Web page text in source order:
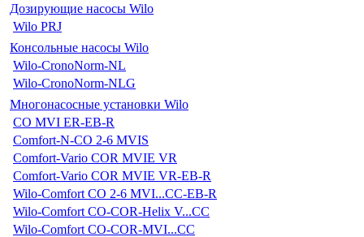
Дозирующие насосы Wilo
Wilo PRJ
Консольные насосы Wilo
Wilo-CronoNorm-NL
Wilo-CronoNorm-NLG
Многонасосные установки Wilo
CO MVI ER-EB-R
Comfort-N-CO 2-6 MVIS
Comfort-Vario COR MVIE VR
Comfort-Vario COR MVIE VR-EB-R
Wilo-Comfort CO 2-6 MVI...CC-EB-R
Wilo-Comfort CO-COR-Helix V...CC
Wilo-Comfort CO-COR-MVI...CC